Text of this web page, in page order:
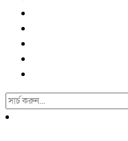
Search
For: